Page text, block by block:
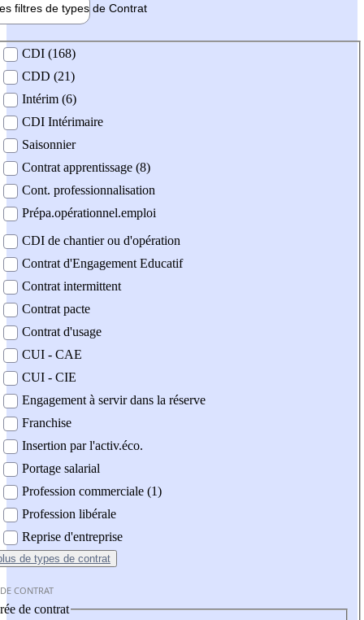
filtres de types de Contrat
contrat
CDI (168)
CDD (21)
Intérim (6)
CDI Intérimaire
Saisonnier
Contrat apprentissage (8)
Cont. professionnalisation
Prépa.opérationnel.emploi
CDI de chantier ou d'opération
Contrat d'Engagement Educatif
Contrat intermittent
Contrat pacte
Contrat d'usage
CUI - CAE
CUI - CIE
Engagement à servir dans la réserve
Franchise
Insertion par l'activ.éco.
Portage salarial
Profession commerciale (1)
Profession libérale
Reprise d'entreprise
de types de contrat
CONTRAT
de contrat